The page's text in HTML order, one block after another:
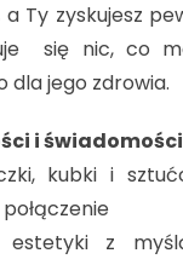
Ty zyskujesz
się nic, co
dla jego zdrowia.
i świadomości
kubki i
estetyki z